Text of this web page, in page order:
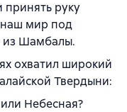
принять руку
мир под
из Шамбалы.
охватил широкий
Твердыни:
Небесная?